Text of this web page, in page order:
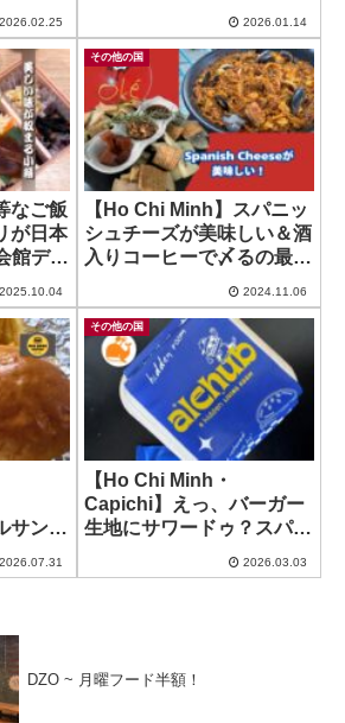
2026.02.25 2026.01.14
なご飯
が日本
館デリ
2025.10.04
その他の国
【Ho Chi Minh】スパニッ
シュチーズが美味しい＆酒
入りコーヒーで〆るの最
2024.11.06
サンド
2026.07.31
その他の国
【Ho Chi Minh・
Capichi】えっ、バーガー
生地にサワードゥ？スパイ
Alehub Burger
2026.03.03
DZO ~ 月曜フード半額！